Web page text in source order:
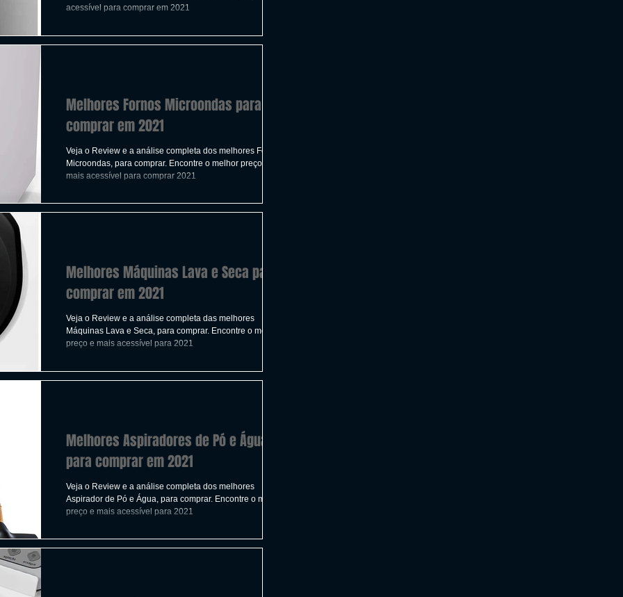
FILMES
acessível para comprar em 2021
Melhores Fornos Microondas para
comprar em 2021
Veja o Review e a análise completa dos melhores Fornos
Microondas, para comprar. Encontre o melhor preço e
mais acessível para comprar 2021
Melhores Máquinas Lava e Seca para
comprar em 2021
Veja o Review e a análise completa das melhores
Máquinas Lava e Seca, para comprar. Encontre o melhor
preço e mais acessível para 2021
Melhores Aspiradores de Pó e Água
para comprar em 2021
Veja o Review e a análise completa dos melhores
Aspirador de Pó e Água, para comprar. Encontre o melhor
preço e mais acessível para 2021